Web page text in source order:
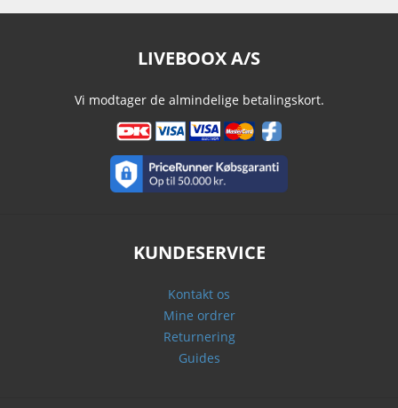
LIVEBOOX A/S
Vi modtager de almindelige betalingskort.
KUNDESERVICE
Kontakt os
Mine ordrer
Returnering
Guides